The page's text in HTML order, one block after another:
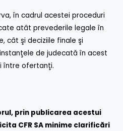
în cadrul acestei proceduri
atât prevederile legale în
cât şi deciziile finale şi
de judecată în acest
între ofertanţi.
prin publicarea acestui
CFR SA minime clarificări